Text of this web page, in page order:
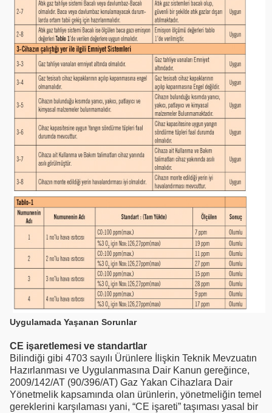
Uygulamada Yaşanan Sorunlar
CE işaretlemesi ve standartlar
Bilindiği gibi 4703 sayılı Ürünlere İlişkin Teknik Mevzuatın
Hazırlanması ve Uygulanmasına Dair Kanun gereğince,
2009/142/AT (90/396/AT) Gaz Yakan Cihazlara Dair
Yönetmelik kapsamında olan ürünlerin, yönetmeliğin temel
gereklerini karşılaması yani, “CE işareti” taşıması yasal bir